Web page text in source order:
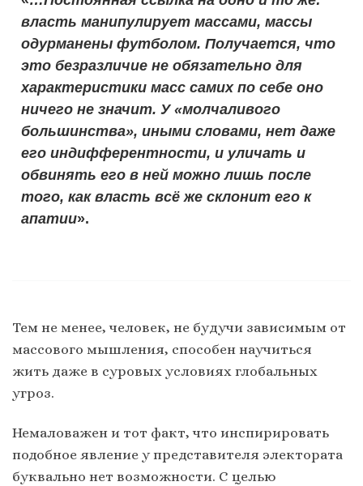
власть манипулирует массами, массы
одурманены футболом. Получается, что
это безразличие не обязательно для
характеристики масс самих по себе оно
ничего не значит. У «молчаливого
большинства», иными словами, нет даже
его индифферентности, и уличать и
обвинять его в ней можно лишь после
того, как власть всё же склонит его к
апатии».
Тем не менее, человек, не будучи зависимым от
массового мышления, способен научиться
жить даже в суровых условиях глобальных
угроз.
Немаловажен и тот факт, что инспирировать
подобное явление у представителя электората
буквально нет возможности. С целью